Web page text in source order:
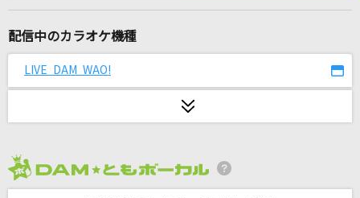
今、咲き誇る花たちよ
コブクロ
なとり
[生音]粉雪
配信中のカラオケ機種
LIVE DAM WAO!